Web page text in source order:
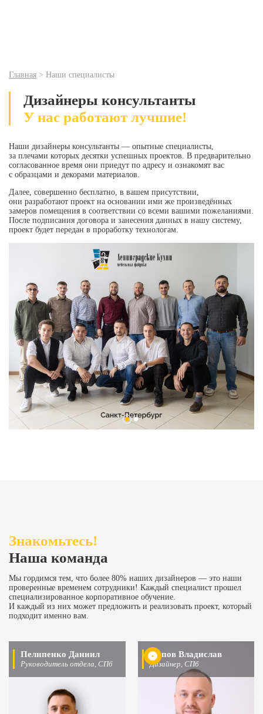
Главная > Наши специалисты
Дизайнеры консультанты
У нас работают лучшие!
Наши дизайнеры консультанты — опытные специалисты,
за плечами которых десятки успешных проектов. В предварительно
согласованное время они приедут по адресу и ознакомят вас
с образцами и декорами материалов.
Далее, совершенно бесплатно, в вашем присутствии,
они разработают проект на основании ими же произведённых
замеров помещения в соответствии со всеми вашими пожеланиями.
После подписания договора и занесения данных в нашу систему,
проект будет передан в проработку технологам.
Знакомьтесь!
Наша команда
Мы гордимся тем, что более 80% наших дизайнеров — это наши
проверенные временем сотрудники! Каждый специалист прошел
специализированное корпоративное обучение.
И каждый из них может предложить и реализовать проект, который
подходит именно вам.
Пелипенко Даниил
Руководитель отдела, СПб
Попов Владислав
Дизайнер, СПб